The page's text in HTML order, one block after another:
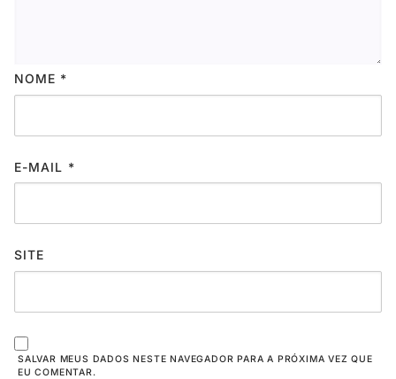
NOME *
E-MAIL *
SITE
SALVAR MEUS DADOS NESTE NAVEGADOR PARA A PRÓXIMA VEZ QUE
EU COMENTAR.